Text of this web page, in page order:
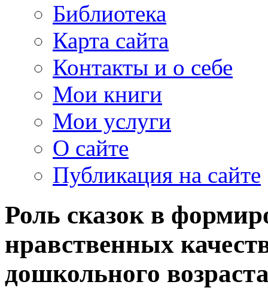
Библиотека
Карта сайта
Контакты и о себе
Мои книги
Мои услуги
О сайте
Публикация на сайте
Роль сказок в
нравственных
дошкольного